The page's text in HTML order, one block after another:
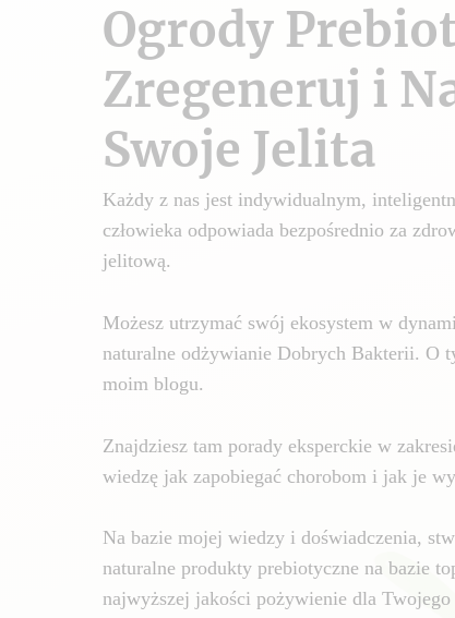
Ogrody
Zregeneruj i
Swoje Jelita
Każdy z nas jest indywidualnym,
człowieka odpowiada bezpośrednio za
jelitową.
Możesz utrzymać swój ekosystem w
naturalne odżywianie Dobrych Bakterii. O
moim blogu.
Znajdziesz tam porady eksperckie w
wiedzę jak zapobiegać chorobom i jak je
Na bazie mojej wiedzy i doświadczenia,
naturalne produkty prebiotyczne na bazie
najwyższej jakości pożywienie dla